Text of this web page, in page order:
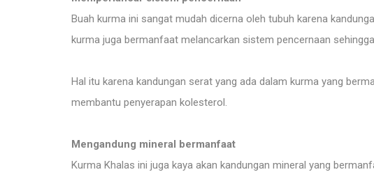
Buah kurma ini sangat mudah dicerna oleh tubuh karena
kurma juga bermanfaat melancarkan sistem pencernaan
Hal itu karena kandungan serat yang ada dalam kurma yang
membantu penyerapan kolesterol.
Mengandung mineral bermanfaat
Kurma Khalas ini juga kaya akan kandungan mineral yang